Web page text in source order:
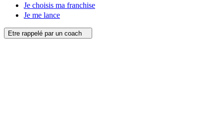
Je choisis ma franchise
Je me lance
Etre rappelé par un coach